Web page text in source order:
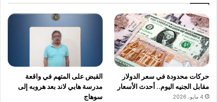
حركات محدودة في سعر الدولار
مقابل الجنيه اليوم.. أحدث الأسعار
4 مايو، 2026
القبض على المتهم في واقعة
مدرسة هابي لاند بعد هروبه إلى
سوهاج